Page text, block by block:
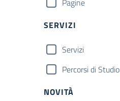
Pagine
SERVIZI
Servizi
Percorsi di Studio
NOVITÀ